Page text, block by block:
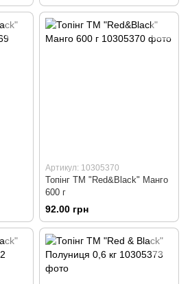
Артикул: 10305370
Топінг ТМ "Red&Black" Манго
600 г
92.00 грн